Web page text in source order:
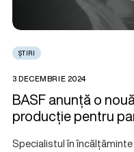
ȘTIRI
3 DECEMBRIE 2024
BASF anunță o
producție pentru
Specialistul în